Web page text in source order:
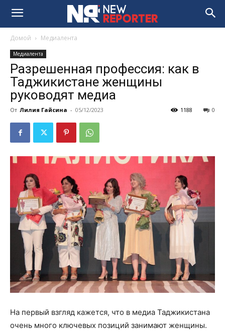
Домой Медиалента
Медиалента
Разрешенная профессия: как в
Таджикистане женщины
руководят медиа
От Лилия Гайсина - 05/12/2023 0
1188
На первый взгляд кажется, что в медиа Таджикистана
очень много ключевых позиций занимают женщины.